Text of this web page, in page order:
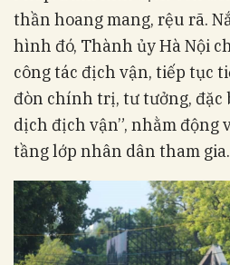
thần hoang mang, rệu rã.
hình đó, Thành ủy Hà Nội
công tác địch vận, tiếp tục
đòn chính trị, tư tưởng, đặc
dịch địch vận”, nhằm động
tầng lớp nhân dân tham gia.